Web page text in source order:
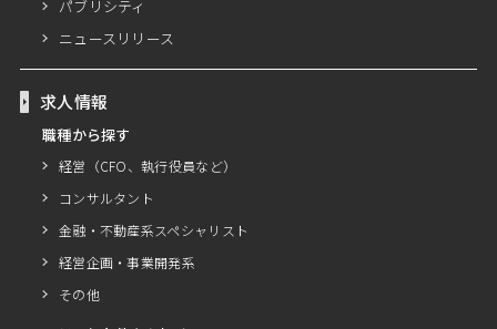
パブリシティ
ニュースリリース
求人情報
職種から探す
経営（CFO、執行役員など）
コンサルタント
金融・不動産系スペシャリスト
経営企画・事業開発系
その他